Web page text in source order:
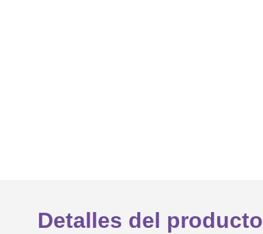
Detalles del producto